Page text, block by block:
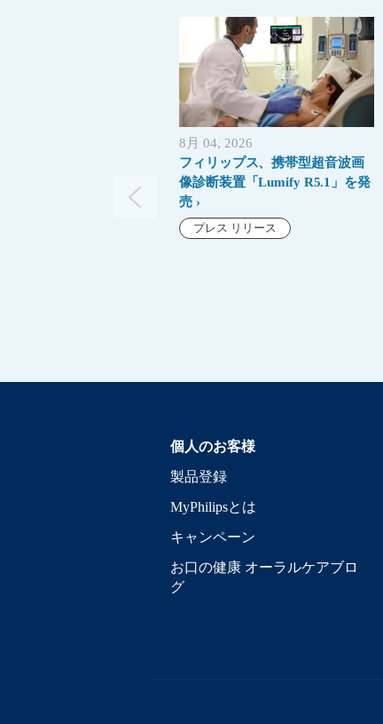
8月 04, 2026
フィリップス、携帯型超音波画
像診断装置「Lumify R5.1」を発
売
プレス リリース
個人のお客様
製品登録
MyPhilipsとは
キャンペーン
お口の健康 オーラルケアブロ
グ